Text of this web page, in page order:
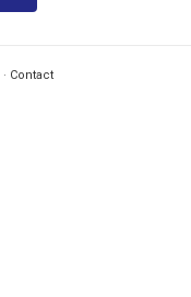
· Contact